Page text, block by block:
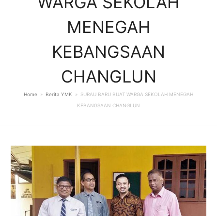
MENEGAH
KEBANGSAAN
CHANGLUN
Home » Berita YMK » SURAU BARU BUAT WARGA SEKOLAH MENEGAH
KEBANGSAAN CHANGLUN